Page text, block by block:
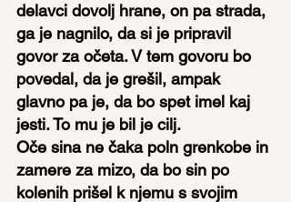
delavci dovolj hrane, on pa strada,
ga je nagnilo, da si je pripravil
govor za očeta. V tem govoru bo
povedal, da je grešil, ampak
glavno pa je, da bo spet imel kaj
jesti. To mu je bil je cilj.
Oče sina ne čaka poln grenkobe in
zamere za mizo, da bo sin po
kolenih prišel k njemu s svojim